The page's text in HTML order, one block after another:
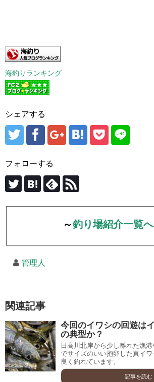
海釣りランキング
シェアする
フォローする
～釣り場紹介一覧へ
管理人
関連記事
今回のイワシの回遊は
の典型か？
日高川北岸から少し離れた漁
でサイズのいい抱卵した真イ
良く釣れています。
記事を読む